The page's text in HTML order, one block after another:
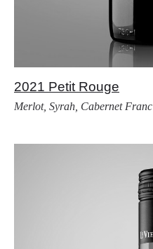
2021 Petit Rouge
Merlot, Syrah, Cabernet Franc